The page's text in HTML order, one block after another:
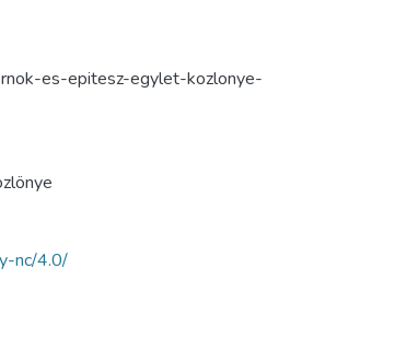
es-epitesz-egylet-kozlonye-
nc/4.0/